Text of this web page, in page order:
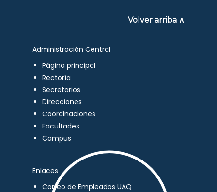
Volver arriba ∧
Administración Central
Página principal
Rectoría
Secretarios
Direcciones
Coordinaciones
Facultades
Campus
Enlaces
Correo de Empleados UAQ